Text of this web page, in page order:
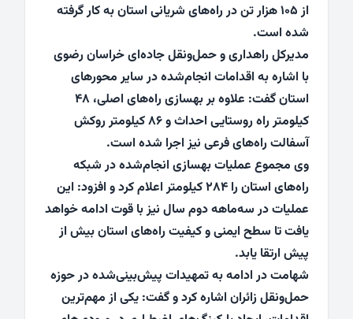
از ۱۰۵ هزار تن در راه‌های شریانی استان به کار گرفته
شده است.
مدیرکل راهداری و حمل‌ونقل جاده‌ای خراسان رضوی
با اشاره به اقدامات انجام‌شده در سایر محورهای
استان گفت: علاوه بر بهسازی راه‌های اصلی، ۴۸
کیلومتر راه روستایی احداث و ۸۶ کیلومتر روکش
آسفالت راه‌های فرعی نیز اجرا شده است.
وی مجموع عملیات بهسازی انجام‌شده در شبکه
راه‌های استان را ۲۸۴ کیلومتر اعلام کرد و افزود: این
عملیات در سه‌ماهه دوم سال نیز با قوت ادامه خواهد
یافت تا سطح ایمنی و کیفیت راه‌های استان بیش از
پیش ارتقا یابد.
شهامت در ادامه به تمهیدات پیش‌بینی‌شده در حوزه
حمل‌ونقل زائران اشاره کرد و گفت: یکی از مهم‌ترین